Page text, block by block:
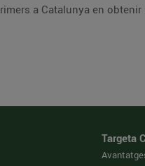
a Catalunya en
Targeta